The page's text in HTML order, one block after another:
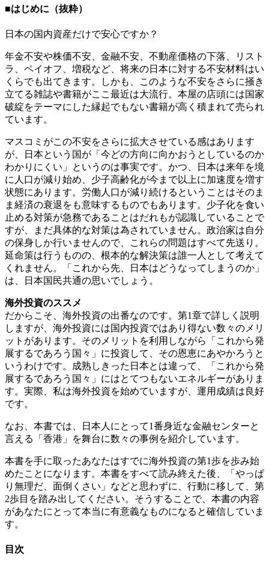
■はじめに（抜粋）
日本の国内資産だけで安心ですか？
年金不安や株価不安、金融不安、不動産価格の下落、リスト
ラ、ペイオフ、増税など、将来の日本に対する不安材料はい
くらでも出てきます。しかも、このような不安をさらに掻き
立てる雑誌や書籍がここ最近は大流行。本屋の店頭には国家
破綻をテーマにした縁起でもない書籍が高く積まれて売られ
ています。
マスコミがこの不安をさらに拡大させている感はあります
が、日本という国が「今どの方向に向かおうとしているのか
わかりにくい」というのは事実です。かつ、日本は来年を境
に人口が減り始め、少子高齢化が今まで以上に加速度を増す
状態にあります。労働人口が減り続けるということはそのま
ま経済の衰退をも意味するものでもあります。少子化を食い
止める対策が急務であることはだれもが認識していることで
すが、まだ具体的な対策は為されていません。政治家は自分
の保身しか行いませんので、これらの問題はすべて先送り。
延命策は行うものの、根本的な解決策は誰一人として考えて
くれません。「これから先、日本はどうなってしまうのか」
は、日本国民共通の思いでしょう。
海外投資のススメ
だからこそ、海外投資の出番なのです。第1章で詳しく説明
しますが、海外投資には国内投資ではあり得ない数々のメリ
ットがあります。そのメリットを利用しながら「これから発
展するであろう国々」に投資して、その恩恵にあやかろうと
いうわけです。成熟しきった日本とは違って、「これから発
展するであろう国々」にはとてつもないエネルギーがありま
す。実際、私は海外投資を始めていますが、運用成績は良好
です。
なお、本書では、日本人にとって1番身近な金融センターと
言える「香港」を舞台に数々の事例を紹介しています。
本書を手に取ったあなたはすでに海外投資の第1歩を歩み始
めたことになります。本書をすべて読み終えた後、「やっぱ
り無理だ、面倒くさい」などと思わずに、行動に移して、第
2歩目を踏み出してください。そうすることで、本書の内容
があなたにとって本当に有意義なものになると確信していま
す。
目次